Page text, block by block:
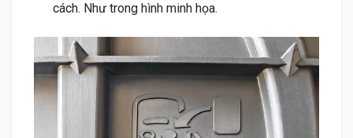
cách. Như trong hình minh họa.